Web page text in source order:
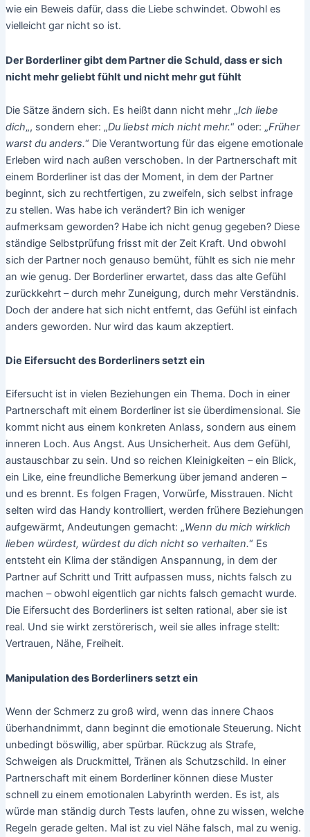
wie ein Beweis dafür, dass die Liebe schwindet. Obwohl es
vielleicht gar nicht so ist.
Der Borderliner gibt dem Partner die Schuld, dass er sich
nicht mehr geliebt fühlt und nicht mehr gut fühlt
Die Sätze ändern sich. Es heißt dann nicht mehr „Ich liebe
dich„, sondern eher: „Du liebst mich nicht mehr.“ oder: „Früher
warst du anders.“ Die Verantwortung für das eigene emotionale
Erleben wird nach außen verschoben. In der Partnerschaft mit
einem Borderliner ist das der Moment, in dem der Partner
beginnt, sich zu rechtfertigen, zu zweifeln, sich selbst infrage
zu stellen. Was habe ich verändert? Bin ich weniger
aufmerksam geworden? Habe ich nicht genug gegeben? Diese
ständige Selbstprüfung frisst mit der Zeit Kraft. Und obwohl
sich der Partner noch genauso bemüht, fühlt es sich nie mehr
an wie genug. Der Borderliner erwartet, dass das alte Gefühl
zurückkehrt – durch mehr Zuneigung, durch mehr Verständnis.
Doch der andere hat sich nicht entfernt, das Gefühl ist einfach
anders geworden. Nur wird das kaum akzeptiert.
Die Eifersucht des Borderliners setzt ein
Eifersucht ist in vielen Beziehungen ein Thema. Doch in einer
Partnerschaft mit einem Borderliner ist sie überdimensional. Sie
kommt nicht aus einem konkreten Anlass, sondern aus einem
inneren Loch. Aus Angst. Aus Unsicherheit. Aus dem Gefühl,
austauschbar zu sein. Und so reichen Kleinigkeiten – ein Blick,
ein Like, eine freundliche Bemerkung über jemand anderen –
und es brennt. Es folgen Fragen, Vorwürfe, Misstrauen. Nicht
selten wird das Handy kontrolliert, werden frühere Beziehungen
aufgewärmt, Andeutungen gemacht: „Wenn du mich wirklich
lieben würdest, würdest du dich nicht so verhalten.“ Es
entsteht ein Klima der ständigen Anspannung, in dem der
Partner auf Schritt und Tritt aufpassen muss, nichts falsch zu
machen – obwohl eigentlich gar nichts falsch gemacht wurde.
Die Eifersucht des Borderliners ist selten rational, aber sie ist
real. Und sie wirkt zerstörerisch, weil sie alles infrage stellt:
Vertrauen, Nähe, Freiheit.
Manipulation des Borderliners setzt ein
Wenn der Schmerz zu groß wird, wenn das innere Chaos
überhandnimmt, dann beginnt die emotionale Steuerung. Nicht
unbedingt böswillig, aber spürbar. Rückzug als Strafe,
Schweigen als Druckmittel, Tränen als Schutzschild. In einer
Partnerschaft mit einem Borderliner können diese Muster
schnell zu einem emotionalen Labyrinth werden. Es ist, als
würde man ständig durch Tests laufen, ohne zu wissen, welche
Regeln gerade gelten. Mal ist zu viel Nähe falsch, mal zu wenig.